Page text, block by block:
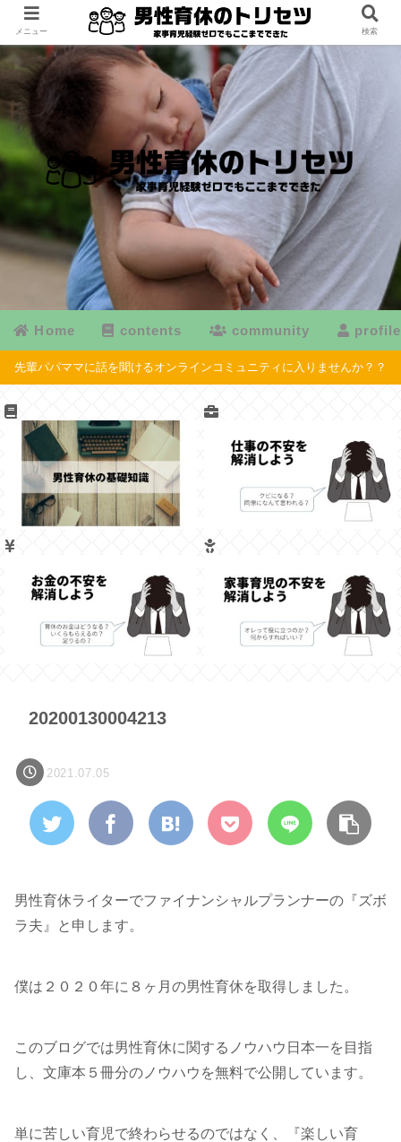
Home contents community profile
先輩パパママに話を聞けるオンラインコミュニティに入りませんか？？
20200130004213
2021.07.05
男性育休ライターでファイナンシャルプランナーの『ズボ
ラ夫』と申します。
僕は２０２０年に８ヶ月の男性育休を取得しました。
このブログでは男性育休に関するノウハウ日本一を目指
し、文庫本５冊分のノウハウを無料で公開しています。
単に苦しい育児で終わらせるのではなく、『楽しい育
メニュー 検索